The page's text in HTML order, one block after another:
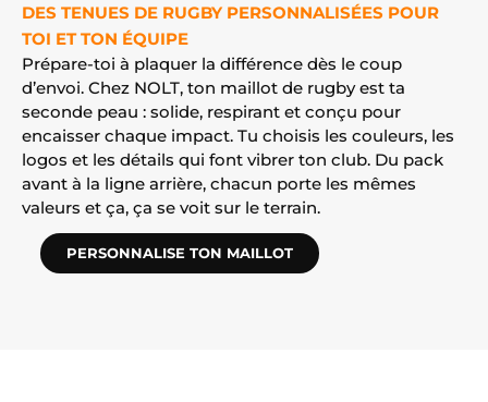
DES TENUES DE RUGBY PERSONNALISÉES POUR
TOI ET TON ÉQUIPE
Prépare-toi à plaquer la différence dès le coup
d’envoi. Chez NOLT, ton maillot de rugby est ta
seconde peau : solide, respirant et conçu pour
encaisser chaque impact. Tu choisis les couleurs, les
logos et les détails qui font vibrer ton club. Du pack
avant à la ligne arrière, chacun porte les mêmes
valeurs et ça, ça se voit sur le terrain.
PERSONNALISE TON MAILLOT